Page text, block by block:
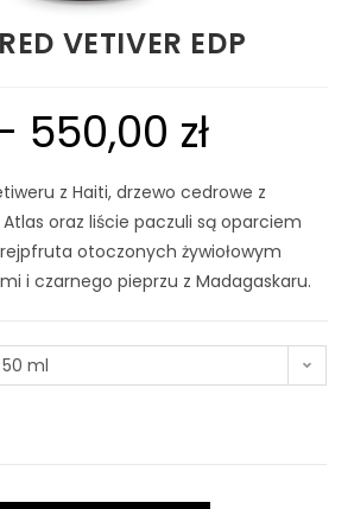
VETIVER EDP
550,00 zł
z Haiti, drzewo cedrowe z
oraz liście paczuli są oparciem
otoczonych żywiołowym
i czarnego pieprzu z Madagaskaru.
50 ml